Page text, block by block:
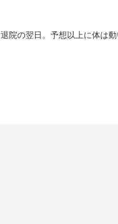
退院の翌日。予想以上に体は